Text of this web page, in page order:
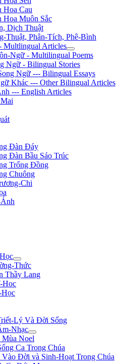
Hoa Cau
Hoa Muôn Sắc
Dịch Thuật
Thuật, Phân-Tích, Phê-Bình
Articles
Ngữ - Multilingual Poems
Ngữ - Bilingual Stories
Ngữ --- Bilingual Essays
Khác --- Other Bilingual Articles
--- English Articles
Đàn Đáy
Đàn Bầu Sáo Trúc
Trống Đồng
Chuông
Chi
Thức
Thầy Lang
Hoc
Lý Và Đời Sống
Nhạc
Mùa Noel
Ca Trong Chúa
Vào Đời và Sinh-Hoạt Trong Chúa